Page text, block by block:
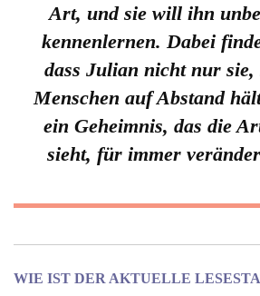
Art, und sie will ihn
kennenlernen. Dabei
dass Julian nicht nur sie,
Menschen auf Abstand
ein Geheimnis, das die
sieht, für immer
WIE IST DER AKTUELLE